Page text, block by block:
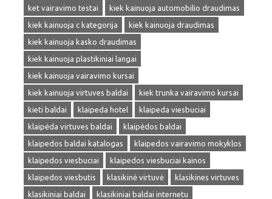
ket vairavimo testai
kiek kainuoja automobilio draudimas
kiek kainuoja c kategorija
kiek kainuoja draudimas
kiek kainuoja kasko draudimas
kiek kainuoja plastikiniai langai
kiek kainuoja vairavimo kursai
kiek kainuoja virtuves baldai
kiek trunka vairavimo kursai
kieti baldai
klaipeda hotel
klaipeda viesbuciai
klaipėda virtuves baldai
klaipėdos baldai
klaipedos baldai katalogas
klaipedos vairavimo mokyklos
klaipedos viesbuciai
klaipedos viesbuciai kainos
klaipedos viesbutis
klasikinė virtuvė
klasikines virtuves
klasikiniai baldai
klasikiniai baldai internetu